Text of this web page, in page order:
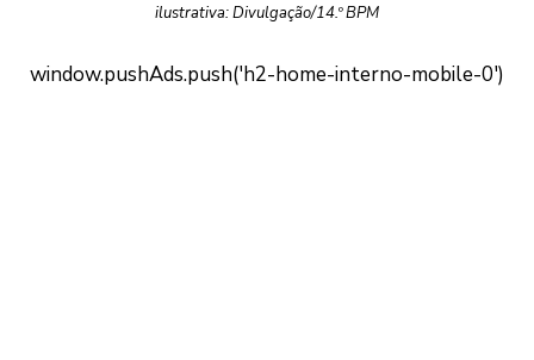
ilustrativa: Divulgação/14.º BPM